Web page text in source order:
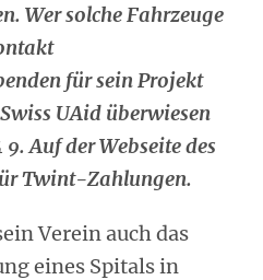
Wer solche Fahrzeuge
für sein Projekt
UAid überwiesen
Auf der Webseite des
Twint-Zahlungen.
Verein auch das
eines Spitals in